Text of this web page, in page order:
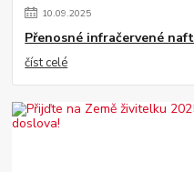
10.09.2025
Přenosné infračervené
číst celé